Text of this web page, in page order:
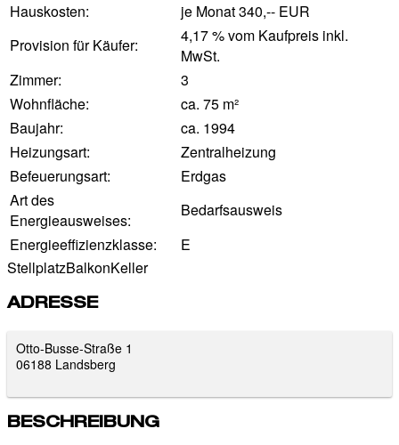
Hauskosten:
je Monat 340,-- EUR
Provision für Käufer:
4,17 % vom Kaufpreis inkl.
MwSt.
Zimmer:
3
Wohnfläche:
ca. 75 m²
Baujahr:
ca. 1994
Heizungsart:
Zentralheizung
Befeuerungsart:
Erdgas
Art des
Energieausweises:
Bedarfsausweis
Energieeffizienzklasse:
E
StellplatzBalkonKeller
ADRESSE
Otto-Busse-Straße 1
06188 Landsberg
BESCHREIBUNG